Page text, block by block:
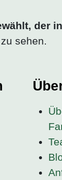
der
sehen.